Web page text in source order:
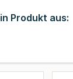
Produkt aus: